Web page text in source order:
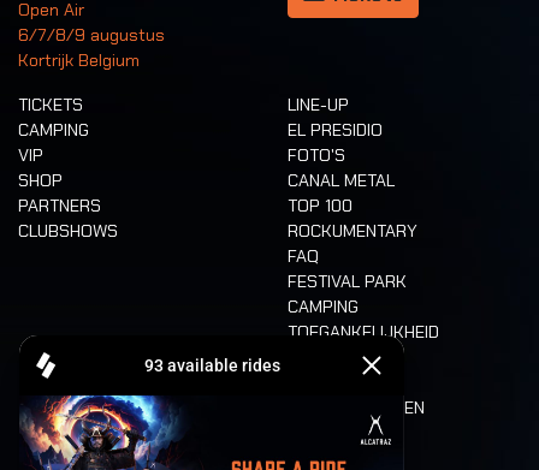
Open Air
6/7/8/9 augustus
Kortrijk Belgium
TICKETS
CAMPING
VIP
SHOP
PARTNERS
CLUBSHOWS
LINE-UP
EL PRESIDIO
FOTO'S
CANAL METAL
TOP 100
ROCKUMENTARY
FAQ
FESTIVAL PARK
CAMPING
TOEGANKELIJKHEID
CASHLESS
ETEN EN DRINKEN
MOBILITEIT
LONE WOLVES